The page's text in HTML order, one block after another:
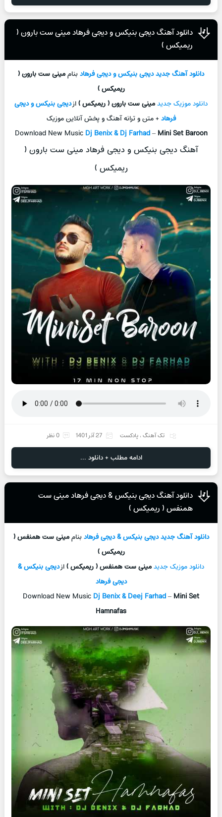
دانلود آهنگ دیجی بنیکس و دیجی فرهاد مینی ست بارون (
ریمیکس )
دانلود آهنگ جدیددیجی بنیکس و دیجی فرهادبناممینی ست بارون (
ریمیکس )
دانلود موزیک جدیدمینی ست بارون ( ریمیکس )ازدیجی بنیکس و دیجی
فرهاد+ متن و ترانه آهنگ و پخش آنلاین موزیک
Download New Music Dj Benix & Dj Farhad– Mini Set Baroon
آهنگ دیجی بنیکس و دیجی فرهاد مینی ست بارون (
ریمیکس )
تک آهنگ، پادکست 27 آذر 1401 0 نظر
ادامه مطلب + دانلود ...
دانلود آهنگ دیجی بنیکس & دیجی فرهاد مینی ست
همنفس ( ریمیکس )
دانلود آهنگ جدیددیجی بنیکس & دیجی فرهادبناممینی ست همنفس (
ریمیکس )
دانلود موزیک جدیدمینی ست همنفس ( ریمیکس )ازدیجی بنیکس &
دیجی فرهاد
Download New Music Dj Benix & Deej Farhad– Mini Set
Hamnafas